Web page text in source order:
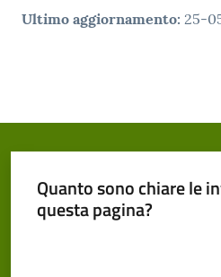
Ultimo aggiornamento: 25-
Quanto sono chiare le
questa pagina?